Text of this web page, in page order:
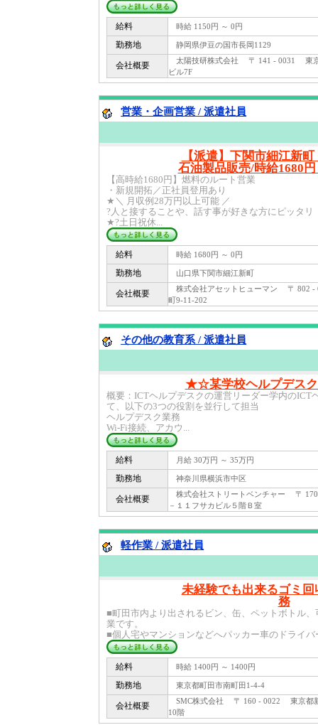
給料 時給 1150円 ～ 0円
勤務地 静岡県伊豆の国市長岡1129
会社概要
太陽技研株式会社 〒 141 - 0031 東
ビル7F
営業・企画営業 / 派遣社員
【派遣】下関市細江新
石油製品販売/時給1680
【高時給1680円】燃料のルート営業
・新規開拓／正社員登用あり
★＼ 月収例28万円以上可能 ／
?人と接することや、話す事が好きな方にピッタリ
★?土日祝休...
給料 時給 1680円 ～ 0円
勤務地 山口県下関市細江新町
会社概要
株式会社アセットヒューマン 〒 802 -
町9-11-202
その他の教育系 / 派遣社員
★☆某学校ヘルプデス
概要：ICTヘルプデスクの運営リーダー学内のICT
て、以下の3つの役割を並行して担当
ヘルプデスク業務
Wi-Fi接続、アカウ...
給料 月給 30万円 ～ 35万円
勤務地 神奈川県横浜市中区
会社概要
株式会社ストリートベンチャー 〒
－１１フサカビル５階Ｂ室
軽作業 / 派遣社員
未経験でも出来るゴミ
務
■町田市内より出されるビン、缶、ペットボトル
業です。
■個人宅やマンションなどへパッカー車のドライ
給料 時給 1400円 ～ 1400円
勤務地 東京都町田市南町田1-4-4
会社概要
SMC株式会社 〒 160 - 0022 東京都
10階